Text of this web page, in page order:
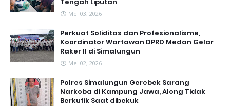
Mei 03, 2026
Perkuat Soliditas dan Profesionalisme,
Koordinator Wartawan DPRD Medan Gelar
Raker II di Simalungun
Mei 02, 2026
Polres Simalungun Gerebek Sarang
Narkoba di Kampung Jawa, Along Tidak
Berkutik Saat dibekuk